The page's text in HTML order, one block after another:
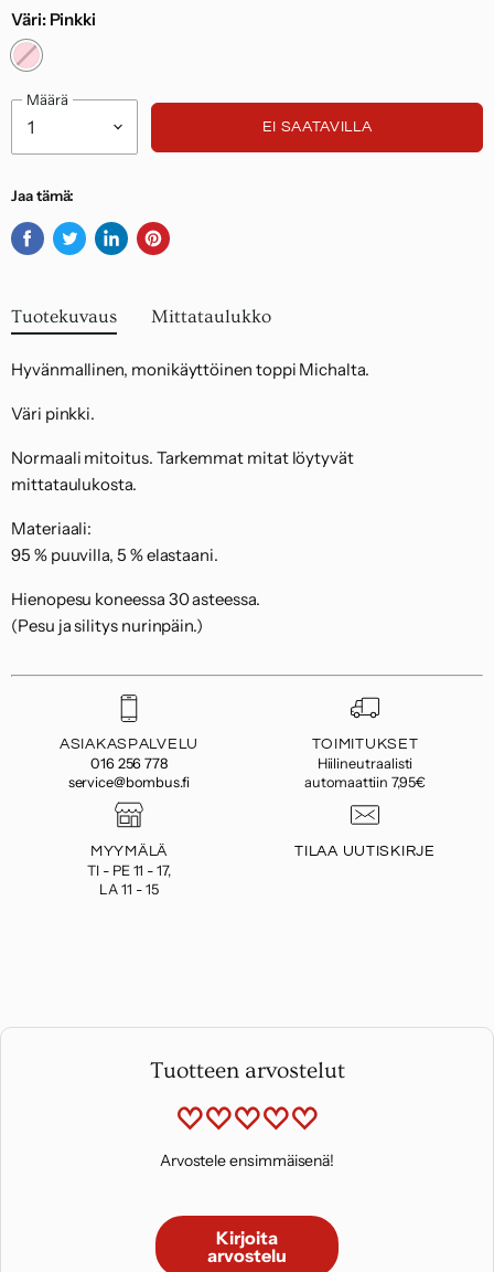
Väri: Pinkki
Määrä
EI SAATAVILLA
Jaa tämä:
Jaa
Twiittaa
Jaa
Kiinnitä
Tuotekuvaus
Mittataulukko
Hyvänmallinen, monikäyttöinen toppi Michalta.
Väri pinkki.
Normaali mitoitus. Tarkemmat mitat löytyvät
mittataulukosta.
Materiaali:
95 % puuvilla, 5 % elastaani.
Hienopesu koneessa 30 asteessa.
(Pesu ja silitys nurinpäin.)
ASIAKASPALVELU
016 256 778
service@bombus.fi
TOIMITUKSET
Hiilineutraalisti
automaattiin 7,95€
MYYMÄLÄ
TI - PE 11 - 17,
LA 11 - 15
TILAA UUTISKIRJE
Tuotteen arvostelut
Arvostele ensimmäisenä!
Kirjoita
arvostelu